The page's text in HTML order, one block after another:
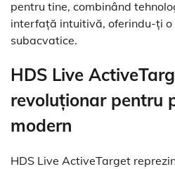
pentru tine, combinând
interfață intuitivă, oferindu-ți o
subacvatice.
HDS Live
revoluționar pentru
modern
HDS Live ActiveTarget